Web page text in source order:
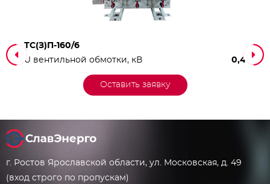
ТС(З)П-160/6
U вентильной обмотки, кВ
0,4
Оставить заявку
г. Ростов Ярославской области, ул. Московская, д. 49
(вход строго по пропускам)